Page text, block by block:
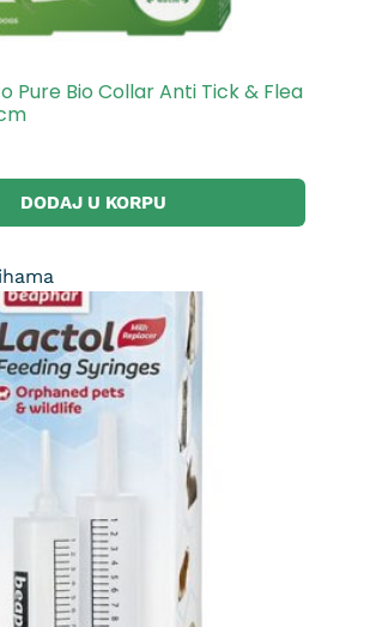
Pure Bio Collar Anti Tick & Flea
DODAJ U KORPU